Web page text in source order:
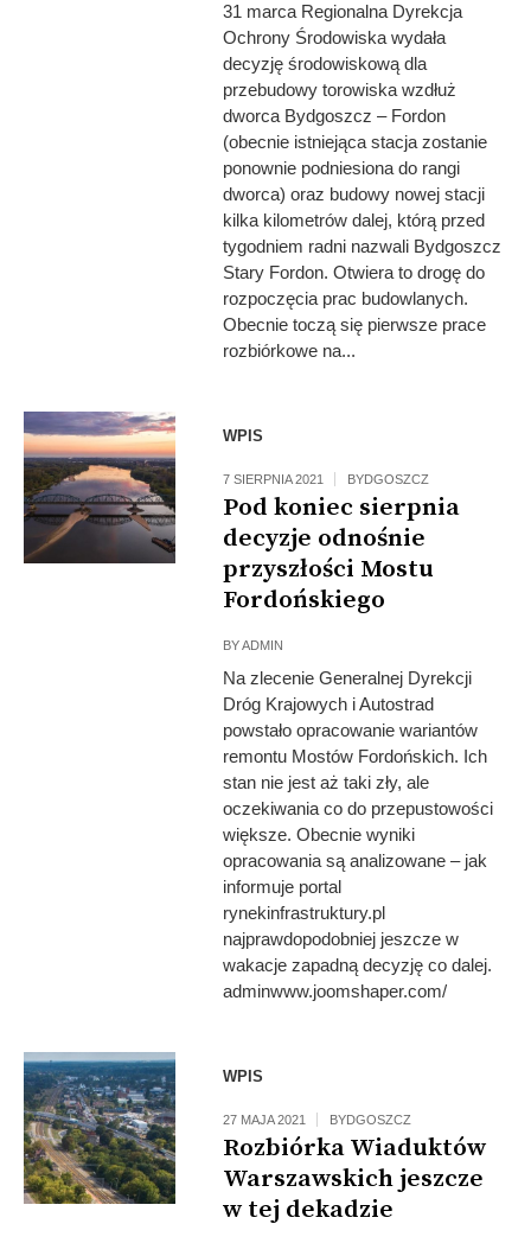
31 marca Regionalna Dyrekcja
Ochrony Środowiska wydała
decyzję środowiskową dla
przebudowy torowiska wzdłuż
dworca Bydgoszcz – Fordon
(obecnie istniejąca stacja zostanie
ponownie podniesiona do rangi
dworca) oraz budowy nowej stacji
kilka kilometrów dalej, którą przed
tygodniem radni nazwali Bydgoszcz
Stary Fordon. Otwiera to drogę do
rozpoczęcia prac budowlanych.
Obecnie toczą się pierwsze prace
rozbiórkowe na...
WPIS
7 SIERPNIA 2021 BYDGOSZCZ
Pod koniec sierpnia
decyzje odnośnie
przyszłości Mostu
Fordońskiego
BYADMIN
Na zlecenie Generalnej Dyrekcji
Dróg Krajowych i Autostrad
powstało opracowanie wariantów
remontu Mostów Fordońskich. Ich
stan nie jest aż taki zły, ale
oczekiwania co do przepustowości
większe. Obecnie wyniki
opracowania są analizowane – jak
informuje portal
rynekinfrastruktury.pl
najprawdopodobniej jeszcze w
wakacje zapadną decyzję co dalej.
adminwww.joomshaper.com/
WPIS
27 MAJA 2021 BYDGOSZCZ
Rozbiórka Wiaduktów
Warszawskich jeszcze
w tej dekadzie